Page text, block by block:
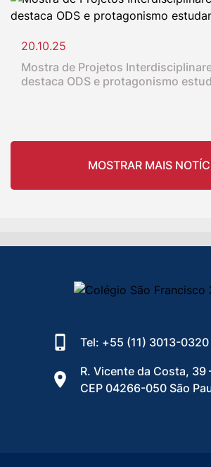
20.10.25
Mostra de Projetos
destaca ODS e protagonismo
MOSTRAR MAIS
Tel: +55 (11) 3013-0320
R. Vicente da Costa, 39
CEP 04266-050 São